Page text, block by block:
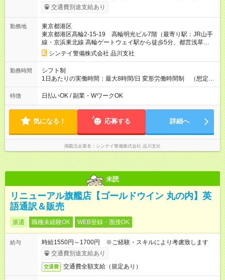
➂13:00～22:00 11,500円～ ※他時間帯のお仕事もございま
す。 入社当初は上記からスタートとなります。 その後、警備検
交通費別途支給あり
勤務地
東京都港区
東京都港区高輪2-15-19 高輪明光ビル7階（最寄り駅：JR山手
線・京浜東北線 高輪ゲートウェイ駅から徒歩5分、都営浅草
線 泉岳寺駅から徒歩3分）
シンテイ警備株式会社 品川支社
勤務時間
シフト制
1日あたりの実働時間：最大8時間/日 変形労働時間制 （想定労
働時間 172時間/月） 【シフト例】 ➀07:00～16:00 （実働8
時間・休憩1時間） ➁09:00～18:00 （実働8時間・休憩1時
特徴 日払いOK / 副業・WワークOK
気になる！ 応募する 詳細へ
掲載元企業名 シンテイ警備株式会社 品川支社
未読
リニューアル旗艦店【ゴールドウイン 丸の内】英
語通訳＆販売
派遣 職種未経験OK WEB登録・面接OK
給与
時給1550円～1700円 ※ご経験・スキルにより考慮致します
交通費別途支給あり
交通費 交通費全額支給（規定あり）